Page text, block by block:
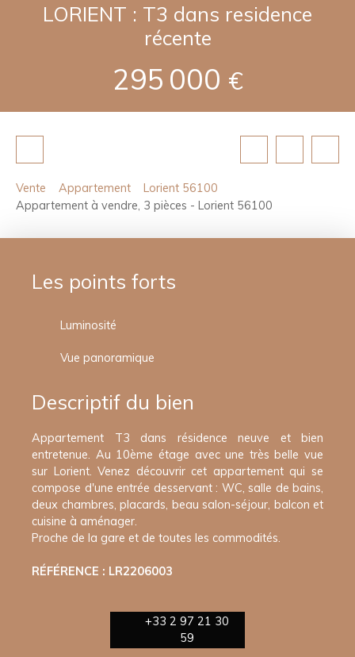
LORIENT : T3 dans residence
récente
295 000 €
Vente Appartement
Lorient 56100
Appartement à vendre, 3 pièces - Lorient 56100
Les points forts
Luminosité
Vue panoramique
Descriptif du bien
Appartement T3 dans résidence neuve et bien
entretenue. Au 10ème étage avec une très belle vue
sur Lorient. Venez découvrir cet appartement qui se
compose d'une entrée desservant : WC, salle de bains,
deux chambres, placards, beau salon-séjour, balcon et
cuisine à aménager.
Proche de la gare et de toutes les commodités.
RÉFÉRENCE : LR2206003
+33 2 97 21 30
59